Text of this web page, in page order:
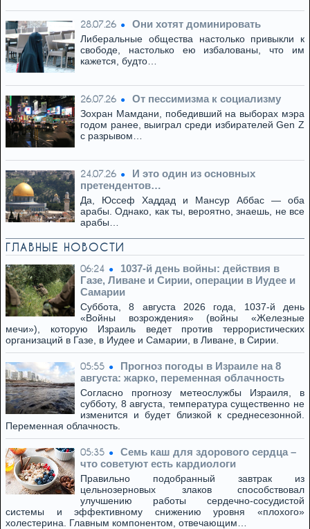
28.07.26 Они хотят доминировать
Либеральные общества настолько привыкли к
свободе, настолько ею избалованы, что им
кажется, будто…
26.07.26 От пессимизма к социализму
Зохран Мамдани, победивший на выборах мэра
годом ранее, выиграл среди избирателей Gen Z
с разрывом…
24.07.26
И это один из основных
претендентов…
Да, Юссеф Хаддад и Мансур Аббас — оба
арабы. Однако, как ты, вероятно, знаешь, не все
арабы…
ГЛАВНЫЕ НОВОСТИ
06:24
1037-й день войны: действия в
Газе, Ливане и Сирии, операции в Иудее и
Самарии
Суббота, 8 августа 2026 года, 1037-й день
«Войны возрождения» (войны «Железные
мечи»), которую Израиль ведет против террористических
организаций в Газе, в Иудее и Самарии, в Ливане, в Сирии.
05:55
Прогноз погоды в Израиле на 8
августа: жарко, переменная облачность
Согласно прогнозу метеослужбы Израиля, в
субботу, 8 августа, температура существенно не
изменится и будет близкой к среднесезонной.
Переменная облачность.
05:35
Семь каш для здорового сердца –
что советуют есть кардиологи
Правильно подобранный завтрак из
цельнозерновых злаков способствовал
улучшению работы сердечно-сосудистой
системы и эффективному снижению уровня «плохого»
холестерина. Главным компонентом, отвечающим…